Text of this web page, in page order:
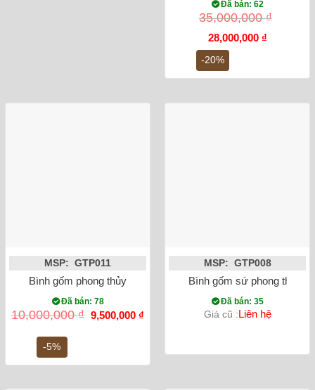
-20%
Đã bán: 62
35,000,000₫
Giá
gốc
là:
35,000,000 ₫.
28,000,000 ₫Giá
-5%
MSP: GTP011
Bình gốm phong thủy mai bình tích lộc chim công vẽ vàng
Đã bán: 78
10,000,000₫ Giá
gốc
9,500,000 ₫
9,500,000 ₫.
MSP: GTP008
Bình gốm sứ phong thủy
Đã bán: 35
Giá cũ :Liên hệ